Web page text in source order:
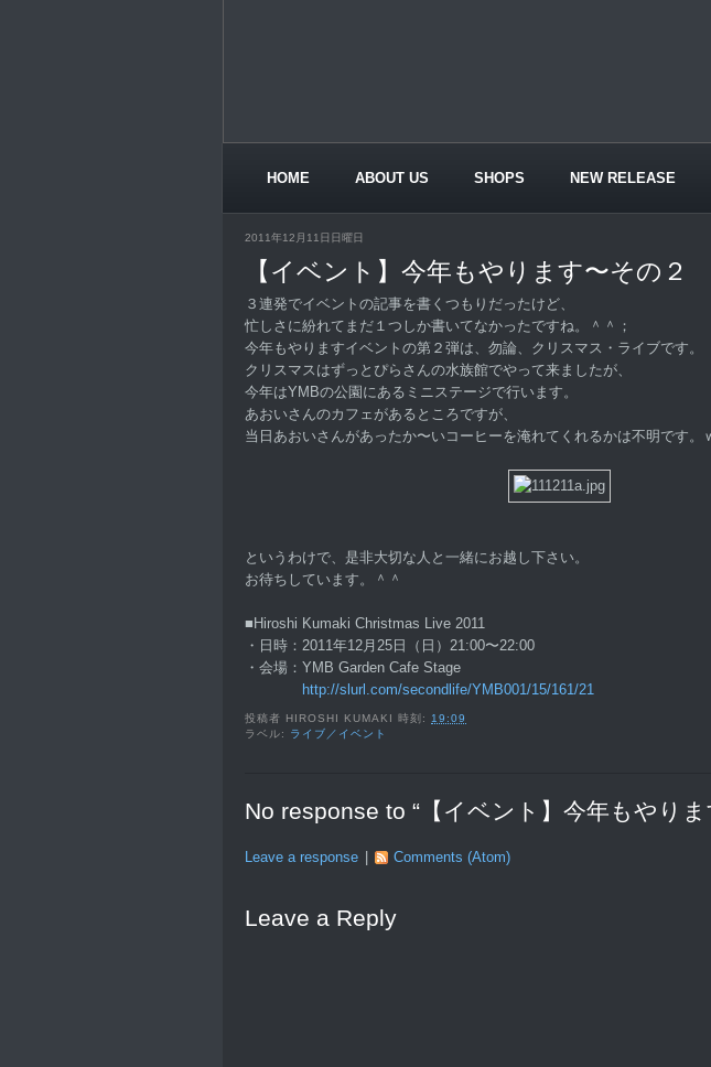
HOME ABOUT US SHOPS NEW RELEASE
2011年12月11日日曜日
【イベント】今年もやります〜その２
３連発でイベントの記事を書くつもりだったけど、
忙しさに紛れてまだ１つしか書いてなかったですね。＾＾；
今年もやりますイベントの第２弾は、勿論、クリスマス・ライブです。
クリスマスはずっとぴらさんの水族館でやって来ましたが、
今年はYMBの公園にあるミニステージで行います。
あおいさんのカフェがあるところですが、
当日あおいさんがあったか〜いコーヒーを淹れてくれるかは不明です。
というわけで、是非大切な人と一緒にお越し下さい。
お待ちしています。＾＾
■Hiroshi Kumaki Christmas Live 2011
・日時：2011年12月25日（日）21:00〜22:00
・会場：YMB Garden Cafe Stage
http://slurl.com/secondlife/YMB001/15/161/21
投稿者 HIROSHI KUMAKI 時刻:19:09
ラベル: ライブ／イベント
No response to “【イベント】今年もやりま
Leave a response Comments (Atom)
Leave a Reply